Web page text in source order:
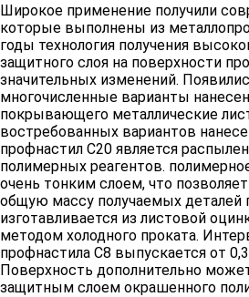
Широкое применение получили
которые выполнены из
годы технология получения
защитного слоя на поверхности
значительных изменений.
многочисленные варианты
покрывающего металлические
востребованных вариантов
профнастил С20 является
полимерных реагентов.
очень тонким слоем, что
общую массу получаемых деталей
изготавливается из листовой
методом холодного проката.
профнастила С8 выпускается от
Поверхность дополнительно
защитным слоем окрашенного